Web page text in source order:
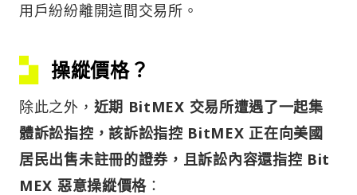
用戶紛紛離開這間交易所。
操縱價格？
除此之外， 近期 BitMEX 交易所遭遇了一起集
體訴訟指控，該訴訟指控 BitMEX 正在向美國
居民出售未註冊的證券，且訴訟內容還指控 Bit
MEX 惡意操縱價格 ：